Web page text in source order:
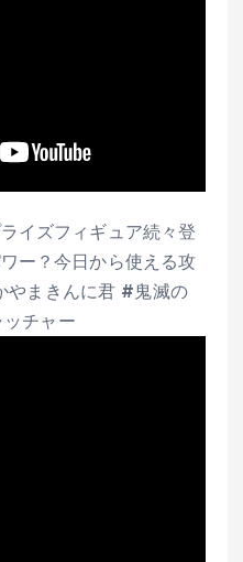
イズフィギュア続々登
ー？今日から使える攻
まきんに君 #鬼滅の
チャー